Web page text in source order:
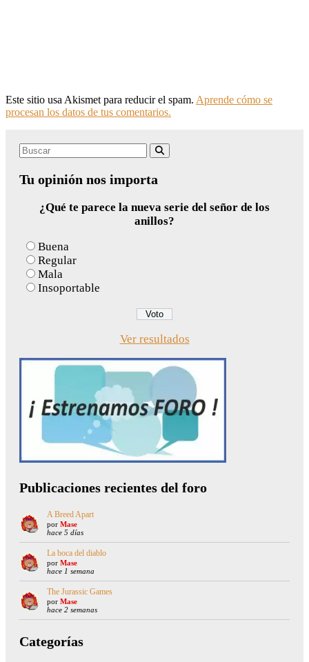
Este sitio usa Akismet para reducir el spam. Aprende cómo se
procesan los datos de tus comentarios.
Search
Tu opinión nos importa
¿Qué te parece la nueva serie del señor de los
anillos?
Buena
Regular
Mala
Insoportable
Ver resultados
Publicaciones recientes del foro
A Breed Apart
por Mase
hace 5 días
La boca del diablo
por Mase
hace 1 semana
The Jurassic Games
por Mase
hace 2 semanas
Categorías